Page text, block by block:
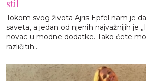
stil
Tokom svog života Ajris Epfel nam je
saveta, a jedan od njenih najvažnijih je
novac u modne dodatke. Tako ćete
različitih...